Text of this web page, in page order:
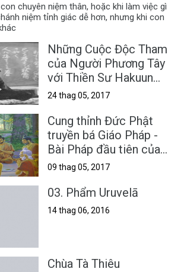
chuyên niệm thân, hoặc khi làm việc gì
niệm tỉnh giác dễ hơn, nhưng khi con
Những Cuộc Độc Tham
của Người Phương Tây
với Thiền Sư Hakuun
Yasutani
24 thag 05, 2017
Cung thỉnh Đức Phật
truyền bá Giáo Pháp -
Bài Pháp đầu tiên của
Phật
09 thag 05, 2017
03. Phẩm Uruvelā
14 thag 06, 2016
Chùa Tà Thiêu